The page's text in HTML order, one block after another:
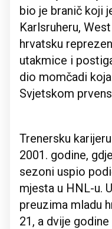
bio je branič koji
Karlsruheru,
hrvatsku
utakmice i
dio momčadi
Svjetskom
Trenersku
2001. godine,
sezoni uspio
mjesta u HNL-u.
preuzima mladu
21, a dvije